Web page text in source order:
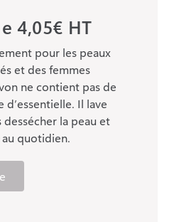
4,05€ HT
pour les peaux
et des femmes
ne contient pas de
d’essentielle. Il lave
dessécher la peau et
quotidien.